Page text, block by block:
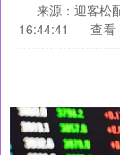
来源：迎客松
16:44:41
查看